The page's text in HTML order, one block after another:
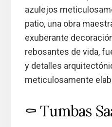
azulejos
patio, una obra
exuberante
rebosantes de vida,
y detalles
meticulosamente
⚰️ Tumbas